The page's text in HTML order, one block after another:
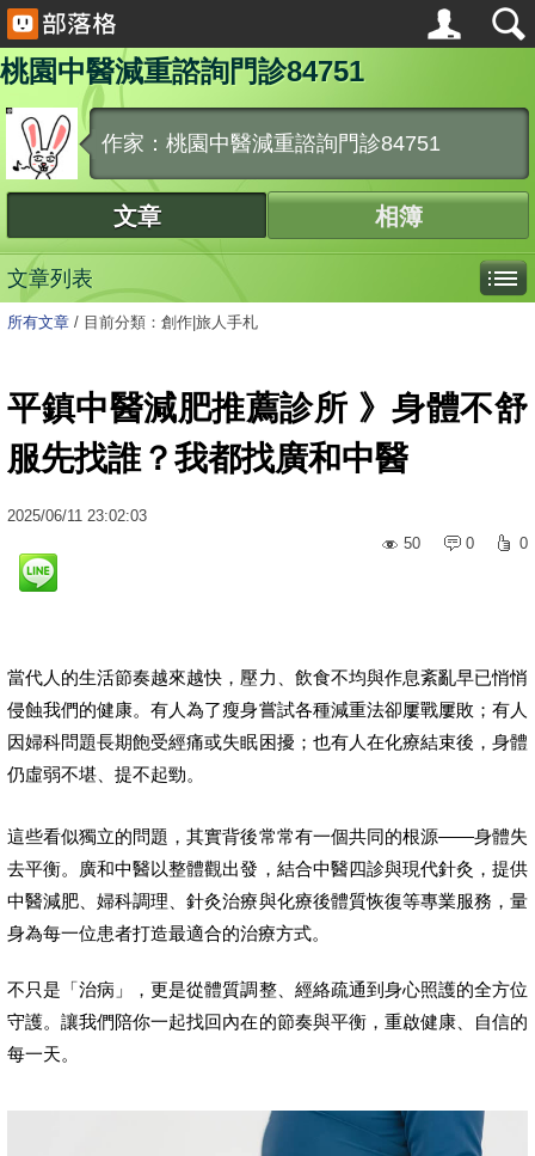
桃園中醫減重諮詢門診84751
作家：桃園中醫減重諮詢門診84751
文章 相簿
文章列表
所有文章 / 目前分類：創作|旅人手札
平鎮中醫減肥推薦診所 》身體不舒
服先找誰？我都找廣和中醫
2025/06/11 23:02:03
50
0 0
當代人的生活節奏越來越快，壓力、飲食不均與作息紊亂早已悄悄
侵蝕我們的健康。有人為了瘦身嘗試各種減重法卻屢戰屢敗；有人
因婦科問題長期飽受經痛或失眠困擾；也有人在化療結束後，身體
仍虛弱不堪、提不起勁。
這些看似獨立的問題，其實背後常常有一個共同的根源——身體失
去平衡。廣和中醫以整體觀出發，結合中醫四診與現代針灸，提供
中醫減肥、婦科調理、針灸治療與化療後體質恢復等專業服務，量
身為每一位患者打造最適合的治療方式。
不只是「治病」，更是從體質調整、經絡疏通到身心照護的全方位
守護。讓我們陪你一起找回內在的節奏與平衡，重啟健康、自信的
每一天。